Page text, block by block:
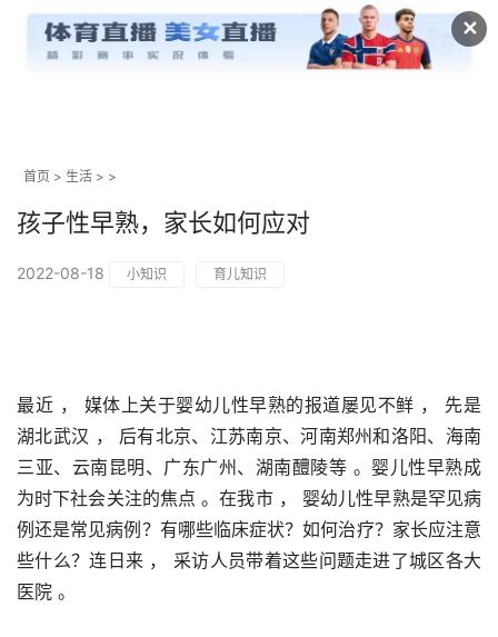
✕
首页 > 生活 > >
孩子性早熟，家长如何应对
2022-08-18 小知识 育儿知识
最近 ， 媒体上关于婴幼儿性早熟的报道屡见不鲜 ， 先是
湖北武汉 ， 后有北京、江苏南京、河南郑州和洛阳、海南
三亚、云南昆明、广东广州、湖南醴陵等 。婴儿性早熟成
为时下社会关注的焦点 。在我市 ， 婴幼儿性早熟是罕见病
例还是常见病例？有哪些临床症状？如何治疗？家长应注意
些什么？连日来 ， 采访人员带着这些问题走进了城区各大
医院 。